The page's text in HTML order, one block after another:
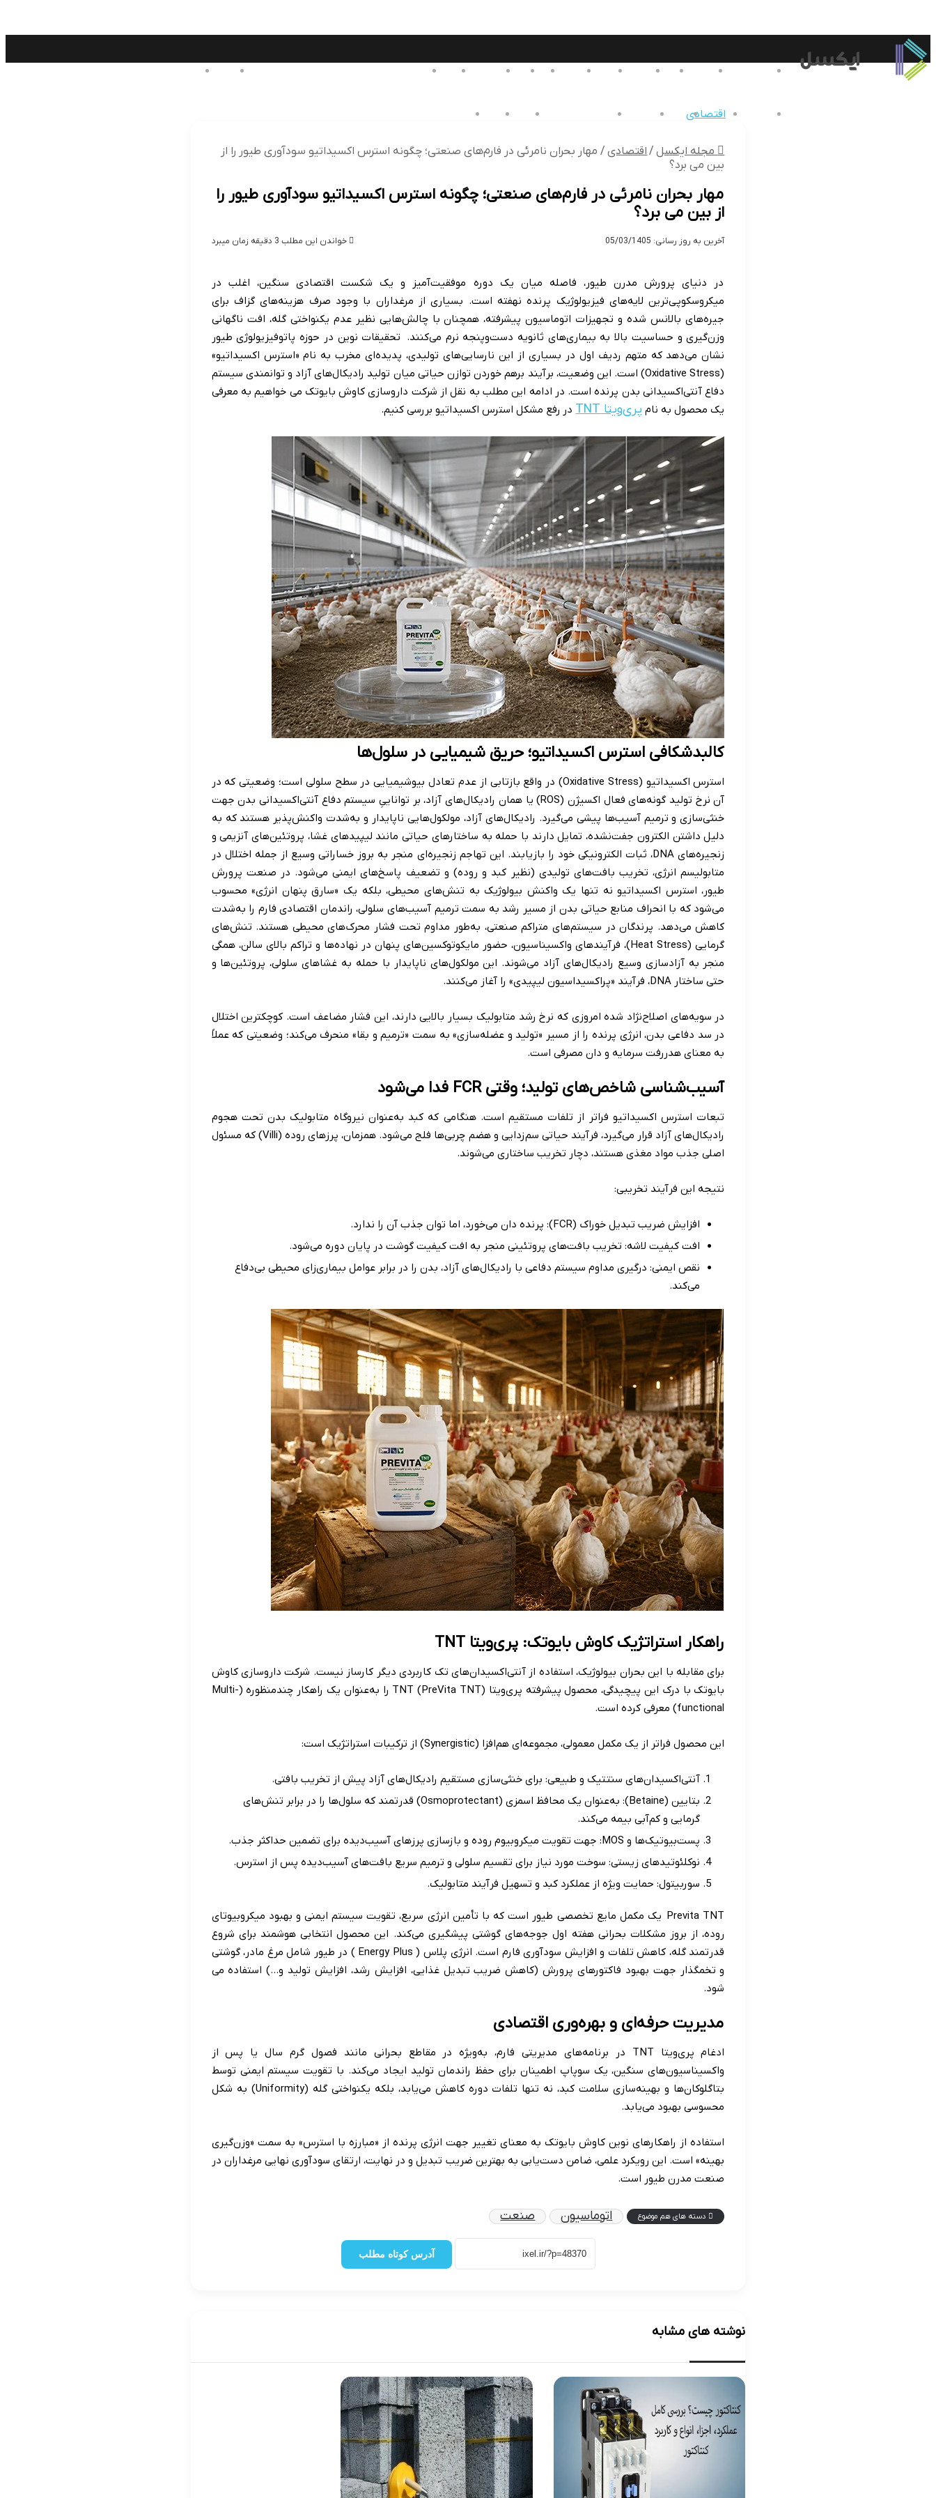
مجله ایکسل داروخانه تهران دیجیتال صنعت اصفهان چاپ سنگ الکترونیک استیل
بین الملل اقتصادیخانواده تکنولوژی گردشگری و اقامتی ورزشی پزشکی
مجله ایکسل /اقتصادی / مهار بحران نامرئی در فارم‌های صنعتی؛ چگونه استرس اکسیداتیو سودآوری طیور را از
بین می برد؟
مهار بحران نامرئی در فارم‌های صنعتی؛ چگونه استرس اکسیداتیو سودآوری طیور را
از بین می برد؟
آخرین به روز رسانی: 05/03/1405 خواندن این مطلب 3 دقیقه زمان میبرد
در دنیای پرورش مدرن طیور، فاصله میان یک دوره موفقیت‌آمیز و یک شکست اقتصادی سنگین، اغلب در
میکروسکوپی‌ترین لایه‌های فیزیولوژیک پرنده نهفته است. بسیاری از مرغداران با وجود صرف هزینه‌های گزاف برای
جیره‌های بالانس شده و تجهیزات اتوماسیون پیشرفته، همچنان با چالش‌هایی نظیر عدم یکنواختی گله، افت ناگهانی
وزن‌گیری و حساسیت بالا به بیماری‌های ثانویه دست‌وپنجه نرم می‌کنند. تحقیقات نوین در حوزه پاتوفیزیولوژی طیور
نشان می‌دهد که متهم ردیف اول در بسیاری از این نارسایی‌های تولیدی، پدیده‌ای مخرب به نام «استرس اکسیداتیو»
(Oxidative Stress) است. این وضعیت، برآیند برهم خوردن توازن حیاتی میان تولید رادیکال‌های آزاد و توانمندی سیستم
دفاع آنتی‌اکسیدانی بدن پرنده است. در ادامه این مطلب به نقل از شرکت داروسازی کاوش بایوتک می خواهیم به معرفی
یک محصول به نام پری‌ویتا TNT در رفع مشکل استرس اکسیداتیو بررسی کنیم.
کالبدشکافی استرس اکسیداتیو؛ حریق شیمیایی در سلول‌ها
استرس اکسیداتیو (Oxidative Stress) در واقع بازتابی از عدم تعادل بیوشیمیایی در سطح سلولی است؛ وضعیتی که در
آن نرخ تولید گونه‌های فعال اکسیژن (ROS) یا همان رادیکال‌های آزاد، بر تواناییِ سیستم دفاع آنتی‌اکسیدانی بدن جهت
خنثی‌سازی و ترمیم آسیب‌ها پیشی می‌گیرد. رادیکال‌های آزاد، مولکول‌هایی ناپایدار و به‌شدت واکنش‌پذیر هستند که به
دلیل داشتن الکترون جفت‌نشده، تمایل دارند با حمله به ساختارهای حیاتی مانند لیپیدهای غشا، پروتئین‌های آنزیمی و
زنجیره‌های DNA، ثبات الکترونیکی خود را بازیابند. این تهاجم زنجیره‌ای منجر به بروز خساراتی وسیع از جمله اختلال در
متابولیسم انرژی، تخریب بافت‌های تولیدی (نظیر کبد و روده) و تضعیف پاسخ‌های ایمنی می‌شود. در صنعت پرورش
طیور، استرس اکسیداتیو نه تنها یک واکنش بیولوژیک به تنش‌های محیطی، بلکه یک «سارق پنهان انرژی» محسوب
می‌شود که با انحراف منابع حیاتی بدن از مسیر رشد به سمت ترمیم آسیب‌های سلولی، راندمان اقتصادی فارم را به‌شدت
کاهش می‌دهد. پرندگان در سیستم‌های متراکم صنعتی، به‌طور مداوم تحت فشار محرک‌های محیطی هستند. تنش‌های
گرمایی (Heat Stress)، فرآیندهای واکسیناسیون، حضور مایکوتوکسین‌های پنهان در نهاده‌ها و تراکم بالای سالن، همگی
منجر به آزادسازی وسیع رادیکال‌های آزاد می‌شوند. این مولکول‌های ناپایدار با حمله به غشاهای سلولی، پروتئین‌ها و
حتی ساختار DNA، فرآیند «پراکسیداسیون لیپیدی» را آغاز می‌کنند.
در سویه‌های اصلاح‌نژاد شده امروزی که نرخ رشد متابولیک بسیار بالایی دارند، این فشار مضاعف است. کوچکترین اختلال
در سد دفاعی بدن، انرژی پرنده را از مسیر «تولید و عضله‌سازی» به سمت «ترمیم و بقا» منحرف می‌کند؛ وضعیتی که عملاً
به معنای هدررفت سرمایه و دان مصرفی است.
آسیب‌شناسی شاخص‌های تولید؛ وقتی FCR فدا می‌شود
تبعات استرس اکسیداتیو فراتر از تلفات مستقیم است. هنگامی که کبد به‌عنوان نیروگاه متابولیک بدن تحت هجوم
رادیکال‌های آزاد قرار می‌گیرد، فرآیند حیاتی سم‌زدایی و هضم چربی‌ها فلج می‌شود. همزمان، پرزهای روده (Villi) که مسئول
اصلی جذب مواد مغذی هستند، دچار تخریب ساختاری می‌شوند.
نتیجه این فرآیند تخریبی:
افزایش ضریب تبدیل خوراک (FCR): پرنده دان می‌خورد، اما توان جذب آن را ندارد.
افت کیفیت لاشه: تخریب بافت‌های پروتئینی منجر به افت کیفیت گوشت در پایان دوره می‌شود.
نقص ایمنی: درگیری مداوم سیستم دفاعی با رادیکال‌های آزاد، بدن را در برابر عوامل بیماری‌زای محیطی بی‌دفاع
می‌کند.
راهکار استراتژیک کاوش بایوتک: پری‌ویتا TNT
برای مقابله با این بحران بیولوژیک، استفاده از آنتی‌اکسیدان‌های تک کاربردی دیگر کارساز نیست. شرکت داروسازی کاوش
بایوتک با درک این پیچیدگی، محصول پیشرفته پری‌ویتا TNT (PreVita TNT) را به‌عنوان یک راهکار چندمنظوره (Multi-
functional) معرفی کرده است.
این محصول فراتر از یک مکمل معمولی، مجموعه‌ای هم‌افزا (Synergistic) از ترکیبات استراتژیک است:
آنتی‌اکسیدان‌های سنتتیک و طبیعی: برای خنثی‌سازی مستقیم رادیکال‌های آزاد پیش از تخریب بافتی.
بتایین (Betaine): به‌عنوان یک محافظ اسمزی (Osmoprotectant) قدرتمند که سلول‌ها را در برابر تنش‌های
گرمایی و کم‌آبی بیمه می‌کند.
پست‌بیوتیک‌ها و MOS: جهت تقویت میکروبیوم روده و بازسازی پرزهای آسیب‌دیده برای تضمین حداکثر جذب.
نوکلئوتیدهای زیستی: سوخت مورد نیاز برای تقسیم سلولی و ترمیم سریع بافت‌های آسیب‌دیده پس از استرس.
سوربیتول: حمایت ویژه از عملکرد کبد و تسهیل فرآیند متابولیک.
Previta TNT یک مکمل مایع تخصصی طیور است که با تأمین انرژی سریع، تقویت سیستم ایمنی و بهبود میکروبیوتای
روده، از بروز مشکلات بحرانی هفته اول جوجه‌های گوشتی پیشگیری می‌کند. این محصول انتخابی هوشمند برای شروع
قدرتمند گله، کاهش تلفات و افزایش سودآوری فارم است. انرژی پلاس ( Energy Plus ) در طیور شامل مرغ مادر، گوشتی
و تخمگذار جهت بهبود فاکتورهای پرورش (کاهش ضریب تبدیل غذایی، افزایش رشد، افزایش تولید و…) استفاده می
شود.‌
مدیریت حرفه‌ای و بهره‌وری اقتصادی
ادغام پری‌ویتا TNT در برنامه‌های مدیریتی فارم، به‌ویژه در مقاطع بحرانی مانند فصول گرم سال یا پس از
واکسیناسیون‌های سنگین، یک سوپاپ اطمینان برای حفظ راندمان تولید ایجاد می‌کند. با تقویت سیستم ایمنی توسط
بتاگلوکان‌ها و بهینه‌سازی سلامت کبد، نه تنها تلفات دوره کاهش می‌یابد، بلکه یکنواختی گله (Uniformity) به شکل
محسوسی بهبود می‌یابد.
استفاده از راهکارهای نوین کاوش بایوتک به معنای تغییر جهت انرژی پرنده از «مبارزه با استرس» به سمت «وزن‌گیری
بهینه» است. این رویکرد علمی، ضامن دست‌یابی به بهترین ضریب تبدیل و در نهایت، ارتقای سودآوری نهایی مرغداران در
صنعت مدرن طیور است.
دسته های هم موضوع اتوماسیون صنعت
آدرس کوتاه مطلب
نوشته های مشابه